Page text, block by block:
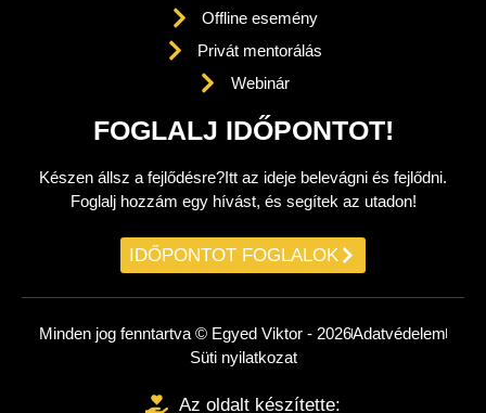
Offline esemény
Privát mentorálás
Webinár
FOGLALJ IDŐPONTOT!
Készen állsz a fejlődésre?Itt az ideje belevágni és fejlődni.
Foglalj hozzám egy hívást, és segítek az utadon!
IDŐPONTOT FOGLALOK
Minden jog fenntartva © Egyed Viktor - 2026Adatvédelem
Süti nyilatkozat
Az oldalt készítette: